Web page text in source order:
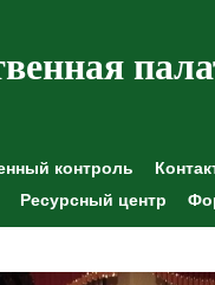
контроль
Ресурсный центр